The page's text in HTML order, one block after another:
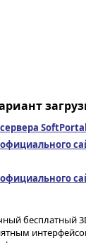
SoftPortal
бесплатный